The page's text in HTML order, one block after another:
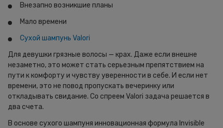
Внезапно возникшие планы
Мало времени
Сухой шампунь Valori
Для девушки грязные волосы — крах. Даже если внешне
незаметно, это может стать серьезным препятствием на
пути к комфорту и чувству уверенности в себе. И если нет
времени, это не повод пропускать вечеринку или
откладывать свидание. Со спреем Valori задача решается в
два счета.
В основе сухого шампуня инновационная формула Invisible